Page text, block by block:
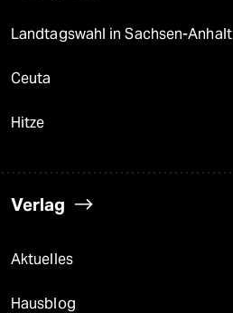
Landtagswahl in Sachsen-Anhalt
Ceuta
Hitze
Verlag
Aktuelles
Hausblog